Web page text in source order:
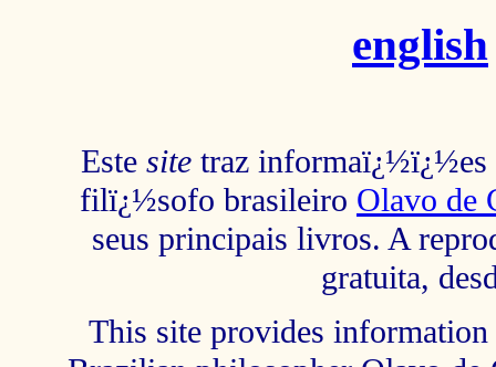
english
Este site traz informaï¿½ï¿½es
filï¿½sofo brasileiro Olavo de
seus principais livros. A
gratuita,
This site provides